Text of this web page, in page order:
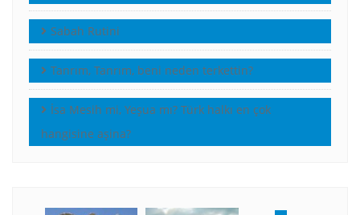
Sabah Rutini
Tanrım, Tanrım, beni neden terkettin?
İsa Mesih mi, Yeşua mı? Türk halkı en çok
hangisine aşina?